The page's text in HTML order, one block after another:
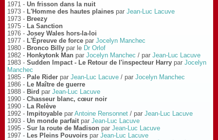
1971 - Un frisson dans la nuit
1973 - L'Homme des hautes plaines par Jean-Luc Lacuve
1973 - Breezy
1975 - La Sanction
1976 - Josey Wales hors-la-loi
1977 - L'Épreuve de force par Jocelyn Manchec
1980 - Bronco Billy par le Dr Orlof
1982 - Honkytonk Man par Jocelyn Manchec / par Jean-Luc Lacuve
1983 - Sudden Impact - Le Retour de l'inspecteur Harry par Jocelyn
Manchec
1985 - Pale Rider par Jean-Luc Lacuve / par Jocelyn Manchec
1986 - Le Maître de guerre
1988 - Bird par Jean-Luc Lacuve
1990 - Chasseur blanc, cœur noir
1990 - La Relève
1992 - Impitoyable par Antoine Rensonnet / par Jean-Luc Lacuve
1993 - Un monde parfait par Jean-Luc Lacuve
1995 - Sur la route de Madison par Jean-Luc Lacuve
1997 - Les Pleins Pouvoirs par Jean-Luc Lacuve